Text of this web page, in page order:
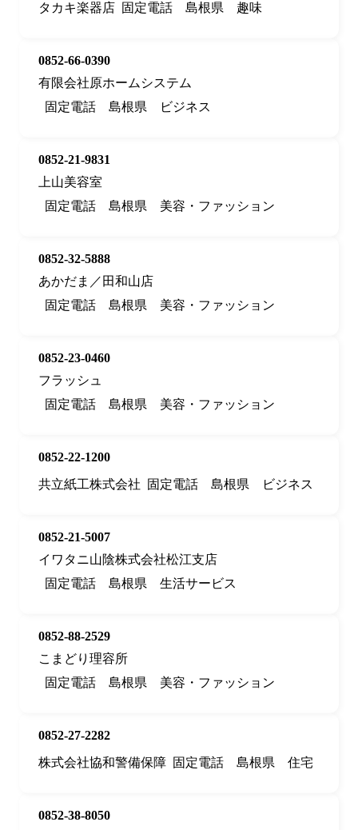
タカキ楽器店 固定電話 島根県 趣味
0852-66-0390
有限会社原ホームシステム
固定電話
島根県 ビジネス
0852-21-9831
上山美容室
固定電話
島根県 美容・ファッション
0852-32-5888
あかだま／田和山店
固定電話
島根県 美容・ファッション
0852-23-0460
フラッシュ
固定電話
島根県 美容・ファッション
0852-22-1200
共立紙工株式会社
固定電話 島根県 ビジネス
0852-21-5007
イワタニ山陰株式会社松江支店
固定電話
島根県 生活サービス
0852-88-2529
こまどり理容所
固定電話
島根県 美容・ファッション
0852-27-2282
株式会社協和警備保障 固定電話 島根県 住宅
0852-38-8050